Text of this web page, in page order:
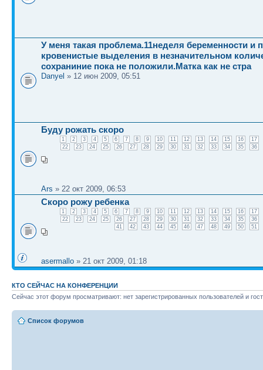
У меня такая проблема.11неделя беременности и
кровенистые выделения в незначительном
сохраниние пока не положили.Матка как не стра
Danyel » 12 июн 2009, 05:51
Буду рожать скоро
1 2 3 4 5 6 7 8 9 10 11 12 13 14 15 16
17
22
23 24 25 26 27 28 29 30 31 32 33 34 35 36
Ars » 22 окт 2009, 06:53
Скоро рожу ребенка
1 2 3 4 5 6 7 8 9 10 11 12 13 14 15 16
17
22
23 24 25 26 27 28 29 30 31 32 33 34 35
36
41
42 43 44 45 46 47 48 49 50 51
asermallo » 21 окт 2009, 01:18
КТО СЕЙЧАС НА КОНФЕРЕНЦИИ
Сейчас этот форум просматривают: нет зарегистрированных пользователей и
Список форумов